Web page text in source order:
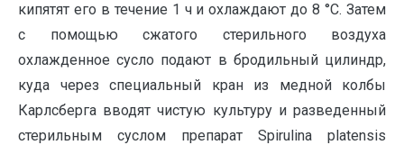
кипятят его в течение 1 ч и охлаждают до 8 °С. Затем
с помощью сжатого стерильного воздуха
охлажденное сусло подают в бродильный цилиндр,
куда через специальный кран из медной колбы
Карлсберга вводят чистую культуру и разведенный
стерильным суслом препарат Spirulina platensis